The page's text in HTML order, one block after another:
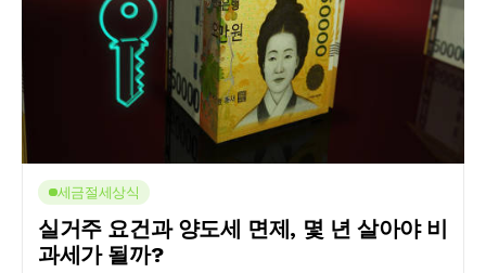
세금절세상식
실거주 요건과 양도세 면제, 몇 년 살아야 비
과세가 될까?